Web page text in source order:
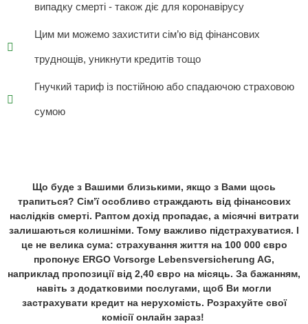
випадку смерті - також діє для коронавірусу
Цим ми можемо захистити сім’ю від фінансових
труднощів, уникнути кредитів тощо
Гнучкий тариф із постійною або спадаючою страховою
сумою
Що буде з Вашими близькими, якщо з Вами щось
трапиться? Сім’ї особливо страждають від фінансових
наслідків смерті. Раптом дохід пропадає, а місячні витрати
залишаються колишніми. Тому важливо підстрахуватися. І
це не велика сума: страхування життя на100 000 євро
пропонує ERGO Vorsorge Lebensversicherung AG,
наприклад пропозиції від 2,40 євро на місяць. За бажанням,
навіть з додатковими послугами, щоб Ви могли
застрахувати кредит на нерухомість. Розрахуйте свої
комісії онлайн зараз!